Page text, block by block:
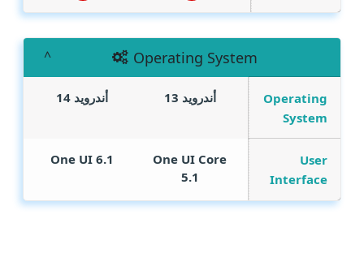
Operating System
Operating
System
أندرويد 13 أندرويد 14
User
Interface
One UI Core
5.1
One UI 6.1